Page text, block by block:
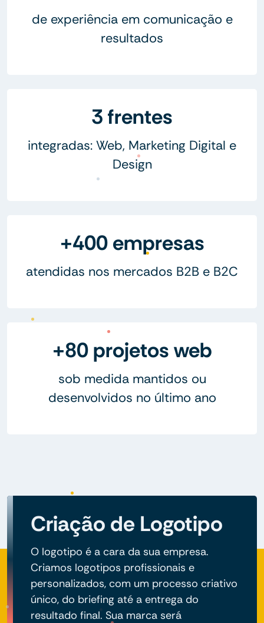
de experiência em comunicação e
resultados
3 frentes
integradas: Web, Marketing Digital e
Design
+400 empresas
atendidas nos mercados B2B e B2C
+80 projetos web
sob medida mantidos ou
desenvolvidos no último ano
Criação de Logotipo
O logotipo é a cara da sua empresa.
Criamos logotipos profissionais e
personalizados, com um processo criativo
único, do briefing até a entrega do
resultado final. Sua marca será